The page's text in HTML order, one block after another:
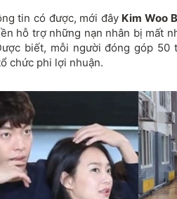
tin có được, mới đây Kim Woo
hỗ trợ những nạn nhân bị mất
biết, mỗi người đóng góp 50
chức phi lợi nhuận.